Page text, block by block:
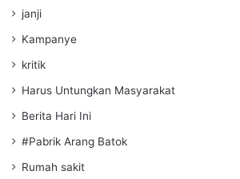
janji
Kampanye
kritik
Harus Untungkan Masyarakat
Berita Hari Ini
#Pabrik Arang Batok
Rumah sakit